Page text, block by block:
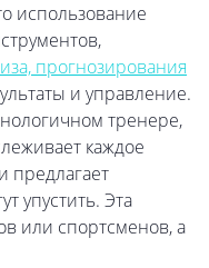
использование
прогнозирования
и управление.
тренере,
каждое
предлагает
упустить. Эта
или спортсменов, а